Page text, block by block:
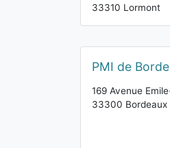
33310 Lormont
PMI de
169 Avenue
33300 Bordeaux